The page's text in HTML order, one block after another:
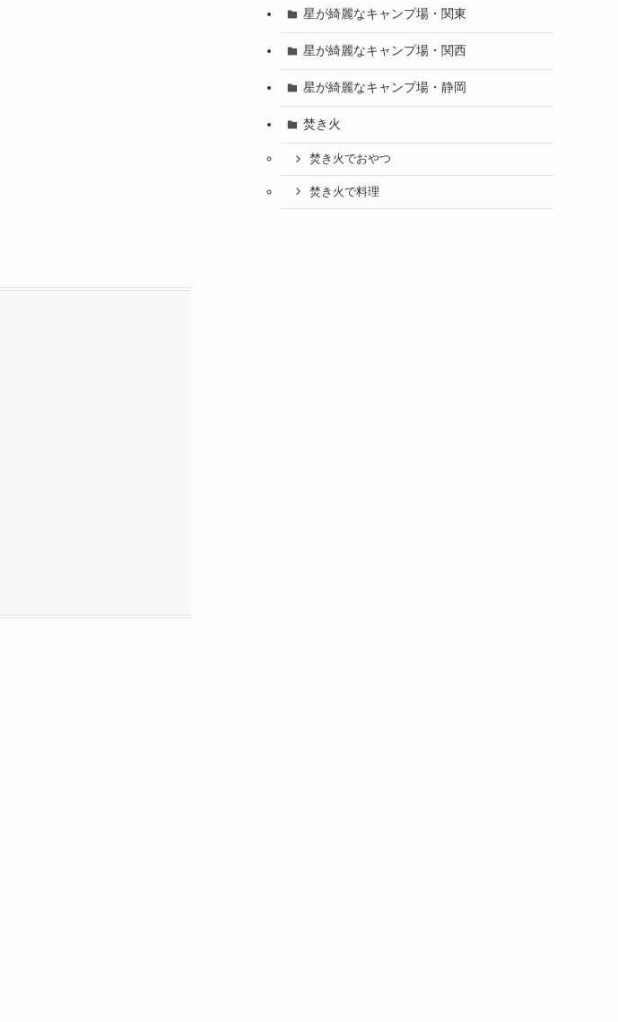
星が綺麗なキャンプ場・関東
星が綺麗なキャンプ場・関西
星が綺麗なキャンプ場・静岡
焚き火
焚き火でおやつ
焚き火で料理